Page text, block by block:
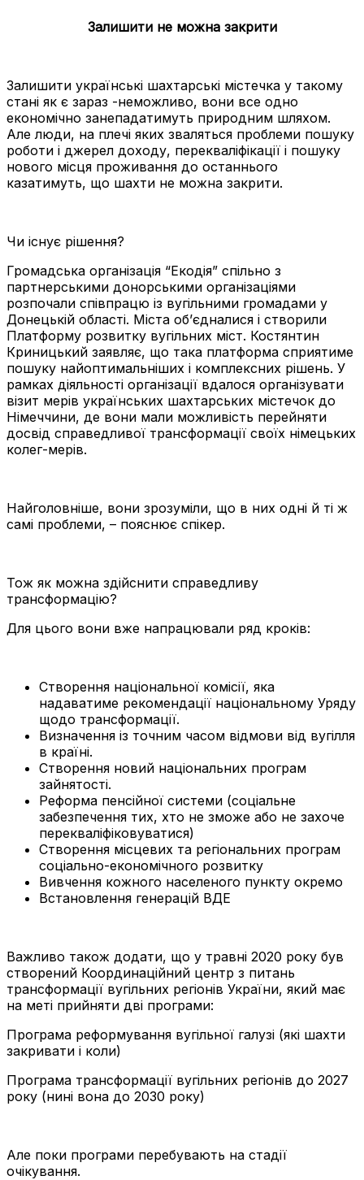
Залишити не можна закрити
Залишити українські шахтарські містечка у такому
стані як є зараз -неможливо, вони все одно
економічно занепадатимуть природним шляхом.
Але люди, на плечі яких зваляться проблеми пошуку
роботи і джерел доходу, перекваліфікації і пошуку
нового місця проживання до останнього
казатимуть, що шахти не можна закрити.
Чи існує рішення?
Громадська організація “Екодія” спільно з
партнерськими донорськими організаціями
розпочали співпрацю із вугільними громадами у
Донецькій області. Міста об’єдналися і створили
Платформу розвитку вугільних міст. Костянтин
Криницький заявляє, що така платформа сприятиме
пошуку найоптимальніших і комплексних рішень. У
рамках діяльності організації вдалося організувати
візит мерів українських шахтарських містечок до
Німеччини, де вони мали можливість перейняти
досвід справедливої трансформації своїх німецьких
колег-мерів.
Найголовніше, вони зрозуміли, що в них одні й ті ж
самі проблеми, – пояснює спікер.
Тож як можна здійснити справедливу
трансформацію?
Для цього вони вже напрацювали ряд кроків:
Створення національної комісії, яка
надаватиме рекомендації національному Уряду
щодо трансформації.
Визначення із точним часом відмови від вугілля
в країні.
Створення новий національних програм
зайнятості.
Реформа пенсійної системи (соціальне
забезпечення тих, хто не зможе або не захоче
перекваліфіковуватися)
Створення місцевих та регіональних програм
соціально-економічного розвитку
Вивчення кожного населеного пункту окремо
Встановлення генерацій ВДЕ
Важливо також додати, що у травні 2020 року був
створений Координаційний центр з питань
трансформації вугільних регіонів України, який має
на меті прийняти дві програми:
Програма реформування вугільної галузі (які шахти
закривати і коли)
Програма трансформації вугільних регіонів до 2027
року (нині вона до 2030 року)
Але поки програми перебувають на стадії
очікування.